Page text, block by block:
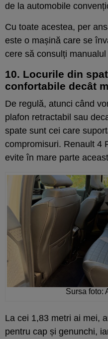
de la automobile
Cu toate acestea, per
este o mașină care se
cere să consulți
10. Locurile din
confortabile decât
De regulă, atunci când
plafon retractabil sau
spate sunt cei care
compromisuri. Renault 4
evite în mare parte
Sursa foto:
La cei 1,83 metri ai mei,
pentru cap și genunchi,